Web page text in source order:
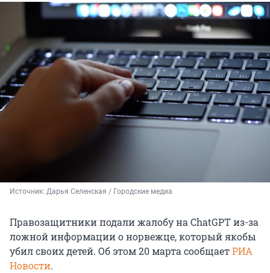
Источник: Дарья Селенская / Городские медиа
Правозащитники подали жалобу на ChatGPT из-за
ложной информации о норвежце, который якобы
убил своих детей. Об этом 20 марта сообщаетРИА
Новости.